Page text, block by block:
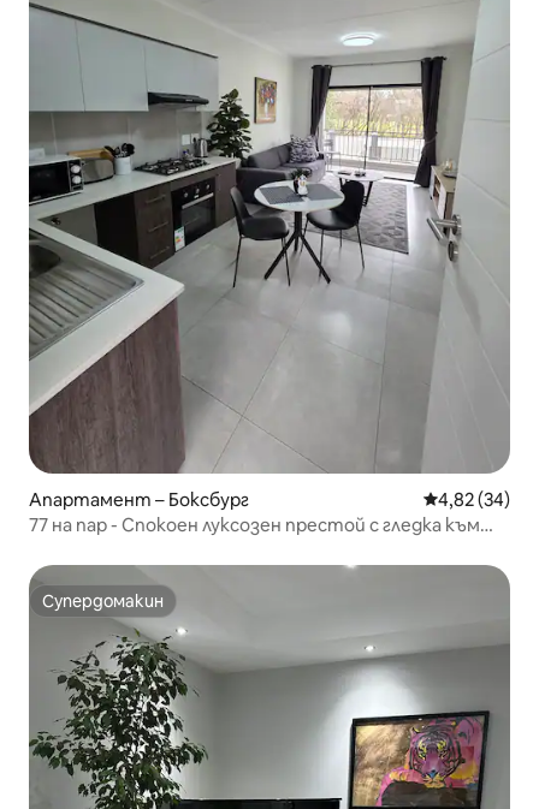
Апартамент – Боксбург Средна
4,82 (34)
77 на пар - Спокоен луксозен престой с гледка към
Супердомакин
Супердомакин